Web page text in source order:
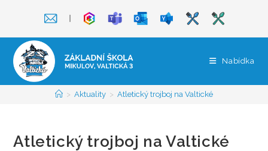
obsahu
Nabídka
> Aktuality > Atletický trojboj na Valtické
Atletický trojboj na Valtické